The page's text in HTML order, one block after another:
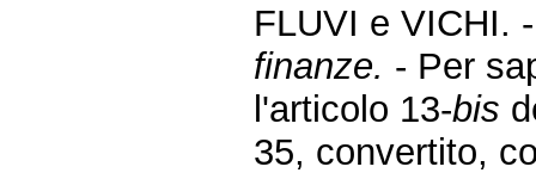
FLUVI e VICHI.
finanze. - Per
l'articolo 13-bis
35, convertito,